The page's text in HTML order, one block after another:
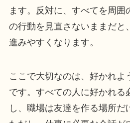
ます。反対に、すべてを周囲
の行動を見直さないままだと
進みやすくなります。
ここで大切なのは、好かれよ
です。すべての人に好かれる
し、職場は友達を作る場所だ